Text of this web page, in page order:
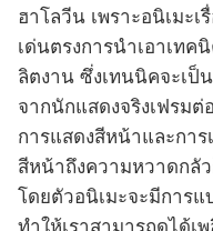
ฮาโลวีน เพราะอนิเมะเ
เด่นตรงการนำเอาเทค
ลิตงาน ซึ่งเทนนิคจะเป็
จากนักแสดงจริงเฟรมต่
การแสดงสีหน้าและการ
สีหน้าถึงความหวาดกลั
โดยตัวอนิเมะจะมีการแ